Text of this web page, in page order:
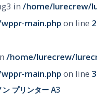
in /home/lurecrew/
main.php on line
/home/lurecrew/
main.php on line
ン プリンター A3